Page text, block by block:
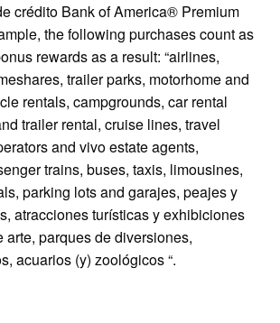
crédito Bank of America® Premium
the following purchases count as
rewards as a result: “airlines,
trailer parks, motorhome and
rentals, campgrounds, car rental
trailer rental, cruise lines, travel
and vivo estate agents,
trains, buses, taxis, limousines,
parking lots and garajes, peajes y
atracciones turísticas y exhibiciones
arte, parques de diversiones,
acuarios (y) zoológicos “.